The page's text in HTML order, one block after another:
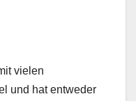
vielen
und hat entweder